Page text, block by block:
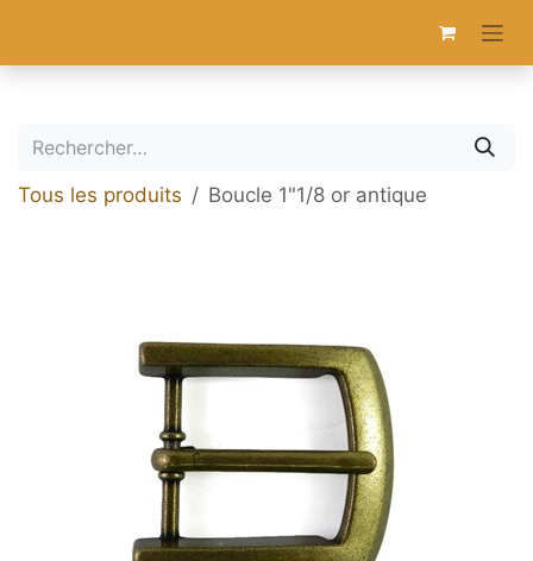
Tous les produits Boucle 1"1/8 or antique